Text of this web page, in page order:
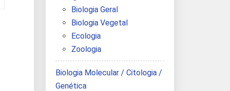
Biologia Geral
Biologia Vegetal
Ecologia
Zoologia
Biologia Molecular / Citologia /
Genética